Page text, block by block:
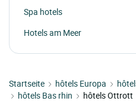
Spa hotels
Hotels am Meer
Startseite hôtels Europa
hôtels Bas rhin
hôtels Ottrott